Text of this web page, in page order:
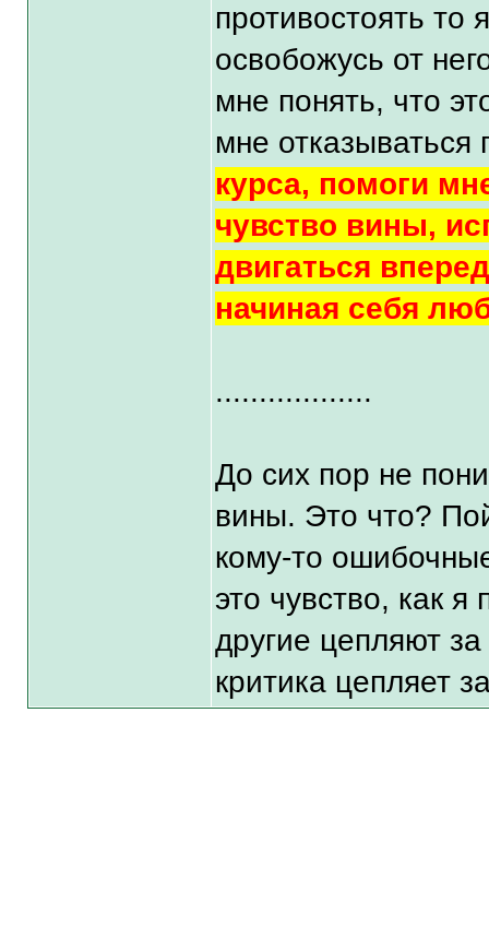
противостоять то
освобожусь от
мне понять, что
мне отказываться
курса, помоги
чувство вины,
двигаться
начиная себя
..................
До сих пор не
вины. Это что?
кому-то
это чувство, как
другие цепляют
критика цепляет